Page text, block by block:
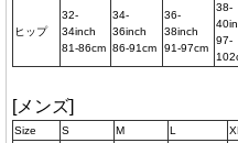
ヒップ
32-
34inch
81-86cm
34-
36inch
86-91cm
36-
38inch
91-97cm
38-
97-
[メンズ]
Size S M L XL